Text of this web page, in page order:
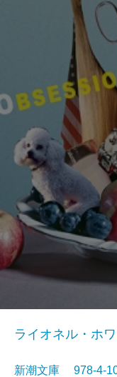
ライオネル・ホ
新潮文庫 978-4-